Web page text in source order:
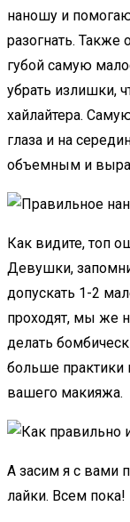
наношу и
разогнать. Также
губой самую
убрать излишки,
хайлайтера.
глаза и на
объемным и
Как видите, топ
Девушки,
допускать 1-2
проходят, мы же
делать
больше практики
вашего макияжа.
А засим я с вами
лайки. Всем пока!